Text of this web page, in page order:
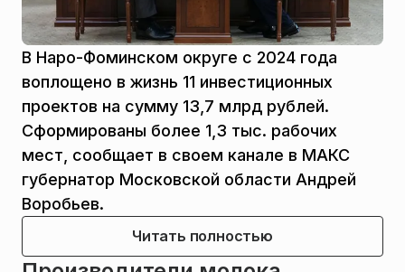
В Наро-Фоминском округе с 2024 года
воплощено в жизнь 11 инвестиционных
проектов на сумму 13,7 млрд рублей.
Сформированы более 1,3 тыс. рабочих
мест, сообщает в своем канале в МАКС
губернатор Московской области Андрей
Воробьев.
Читать полностью